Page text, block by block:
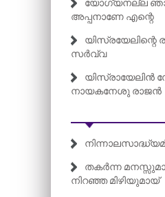
യോഗ്യനല്ല
അപ്പനാണേ എന്റെ
യിസ്രയേലിന്റെ
സർവ്വ
യിസ്രായേലിൻ
നായകനേശു രാജൻ
തകർന്ന
നിറഞ്ഞ മിഴിയുമായ്